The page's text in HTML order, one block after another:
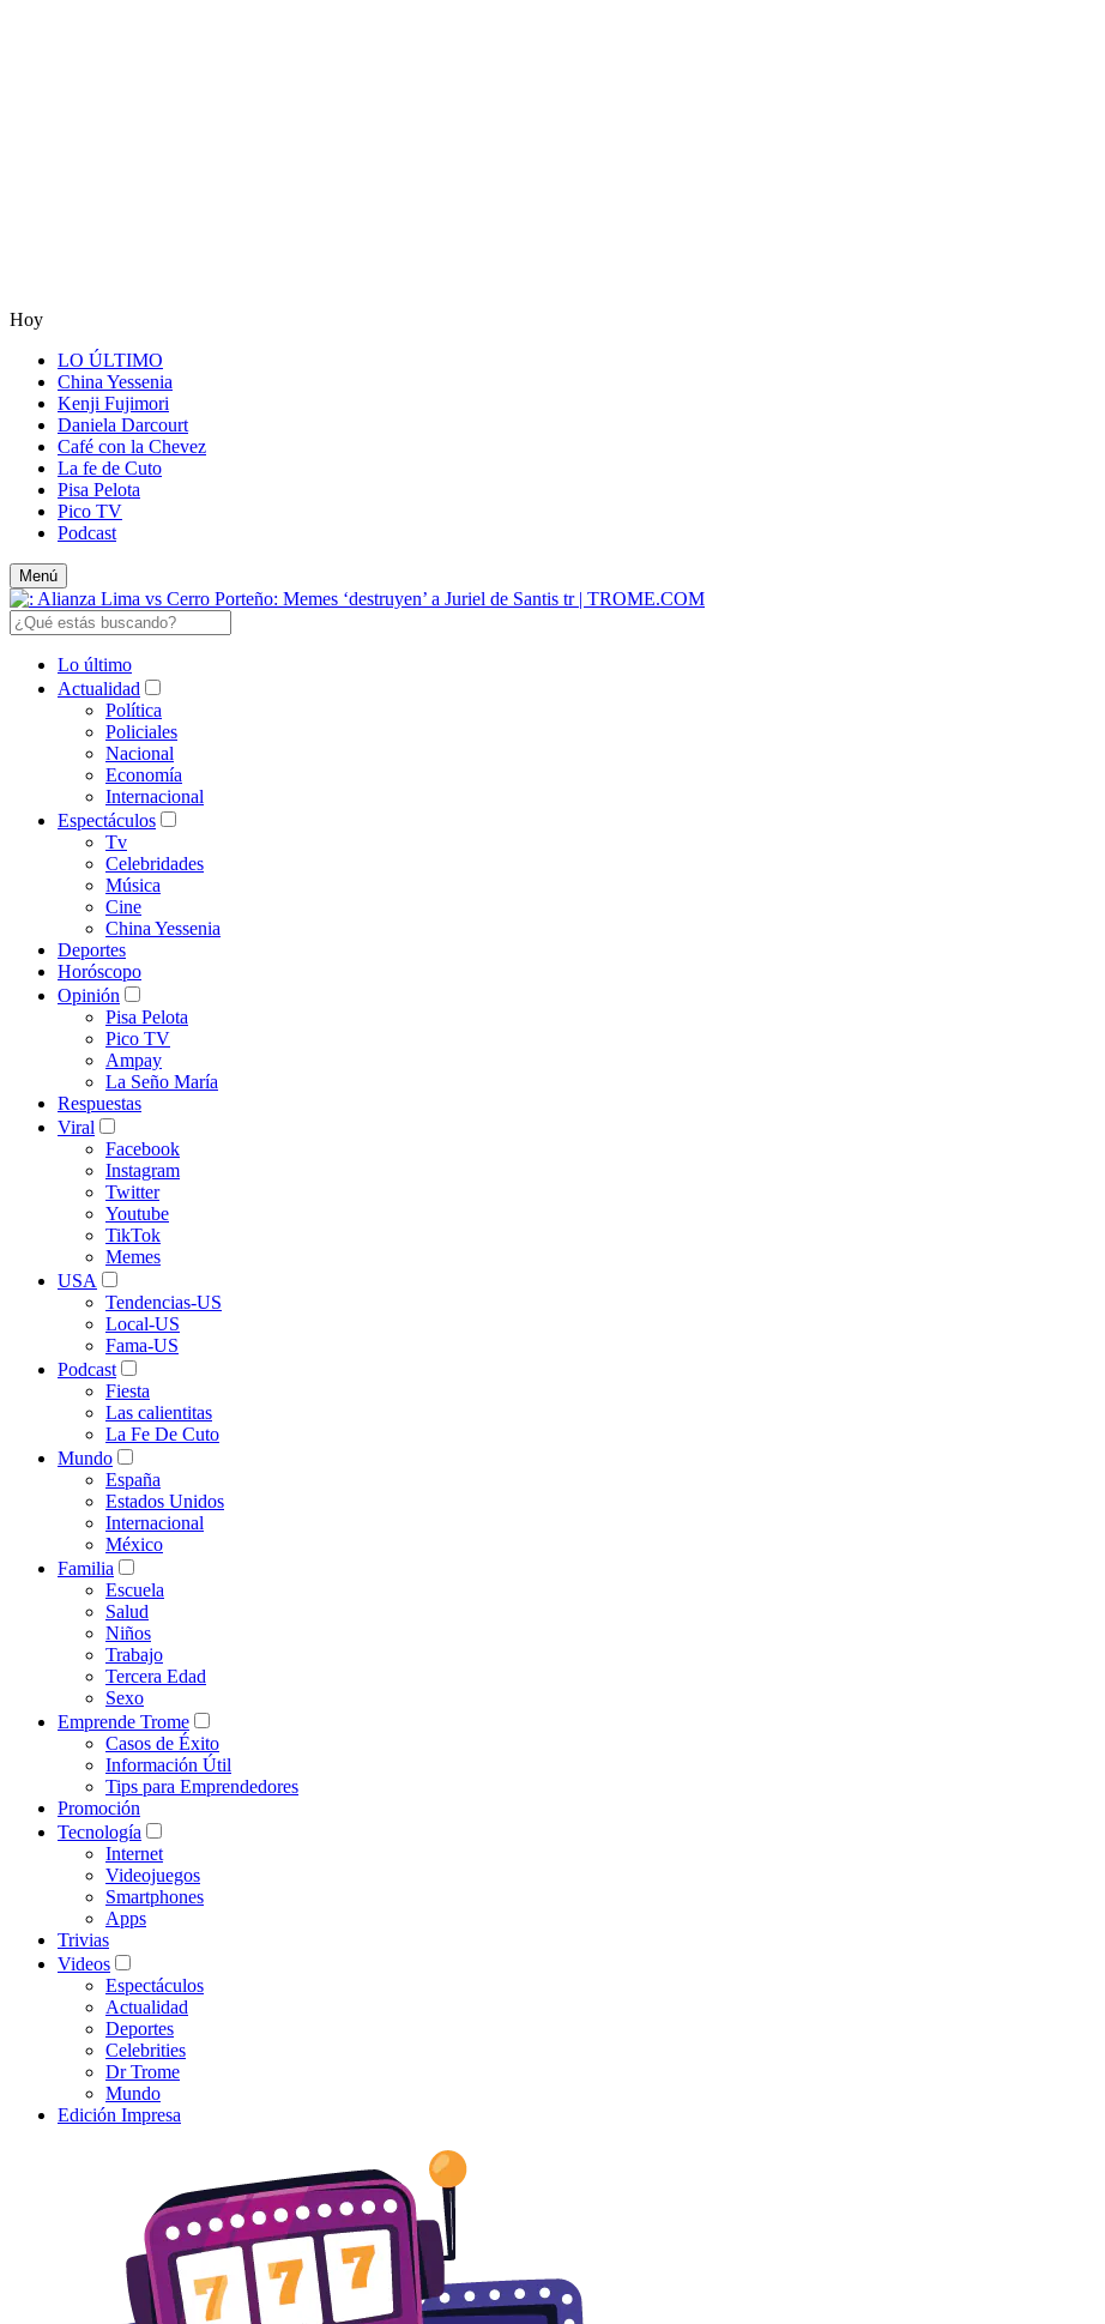
Hoy
LO ÚLTIMO
China Yessenia
Kenji Fujimori
Daniela Darcourt
Café con la Chevez
La fe de Cuto
Pisa Pelota
Pico TV
Podcast
Menú
Lo último
Actualidad
Política
Policiales
Nacional
Economía
Internacional
Espectáculos
Tv
Celebridades
Música
Cine
China Yessenia
Deportes
Horóscopo
Opinión
Pisa Pelota
Pico TV
Ampay
La Seño María
Respuestas
Viral
Facebook
Instagram
Twitter
Youtube
TikTok
Memes
USA
Tendencias-US
Local-US
Fama-US
Podcast
Fiesta
Las calientitas
La Fe De Cuto
Mundo
España
Estados Unidos
Internacional
México
Familia
Escuela
Salud
Niños
Trabajo
Tercera Edad
Sexo
Emprende Trome
Casos de Éxito
Información Útil
Tips para Emprendedores
Promoción
Tecnología
Internet
Videojuegos
Smartphones
Apps
Trivias
Videos
Espectáculos
Actualidad
Deportes
Celebrities
Dr Trome
Mundo
Edición Impresa